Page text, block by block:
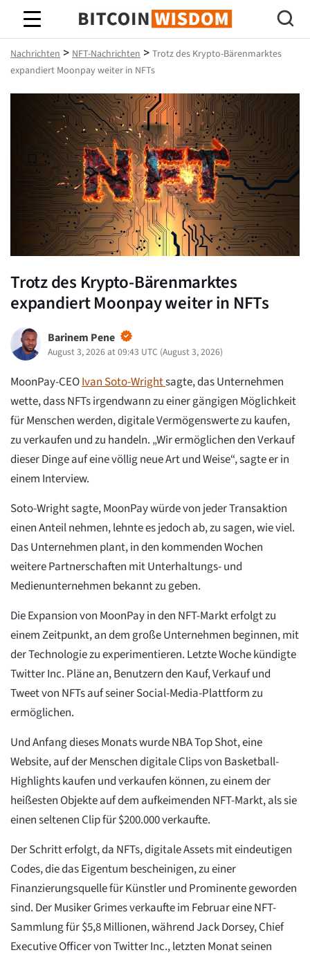
Bitcoin-Weisheit
Nachrichten > NFT-Nachrichten > Trotz des Krypto-Bärenmarktes
expandiert Moonpay weiter in NFTs
Trotz des Krypto-Bärenmarktes
expandiert Moonpay weiter in NFTs
Barinem Pene
August 3, 2026 at 09:43 UTC (August 3, 2026)
MoonPay-CEOIvan Soto-Wrightsagte, das Unternehmen
wette, dass NFTs irgendwann zu einer gängigen Möglichkeit
für Menschen werden, digitale Vermögenswerte zu kaufen,
zu verkaufen und zu handeln. „Wir ermöglichen den Verkauf
dieser Dinge auf eine völlig neue Art und Weise“, sagte er in
einem Interview.
Soto-Wright sagte, MoonPay würde von jeder Transaktion
einen Anteil nehmen, lehnte es jedoch ab, zu sagen, wie viel.
Das Unternehmen plant, in den kommenden Wochen
weitere Partnerschaften mit Unterhaltungs- und
Medienunternehmen bekannt zu geben.
Die Expansion von MoonPay in den NFT-Markt erfolgt zu
einem Zeitpunkt, an dem große Unternehmen beginnen, mit
der Technologie zu experimentieren. Letzte Woche kündigte
Twitter Inc. Pläne an, Benutzern den Kauf, Verkauf und
Tweet von NFTs auf seiner Social-Media-Plattform zu
ermöglichen.
Und Anfang dieses Monats wurde NBA Top Shot, eine
Website, auf der Menschen digitale Clips von Basketball-
Highlights kaufen und verkaufen können, zu einem der
heißesten Objekte auf dem aufkeimenden NFT-Markt, als sie
einen seltenen Clip für $200.000 verkaufte.
Der Schritt erfolgt, da NFTs, digitale Assets mit eindeutigen
Codes, die das Eigentum bescheinigen, zu einer
Finanzierungsquelle für Künstler und Prominente geworden
sind. Der Musiker Grimes verkaufte im Februar eine NFT-
Sammlung für $5,8 Millionen, während Jack Dorsey, Chief
Executive Officer von Twitter Inc., letzten Monat seinen